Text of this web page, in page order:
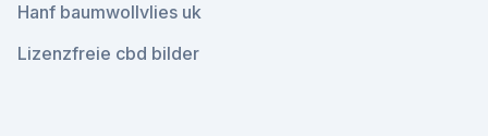
Hanf baumwollvlies uk
Lizenzfreie cbd bilder